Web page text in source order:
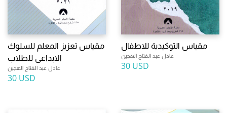
مقياس تعزيز المعلم للسلوك
الابداعى للطلاب
عادل عبد الفتاح الهجين
30 USD
مقياس التوكيدية للاطفال
عادل عبد الفتاح الهجين
30 USD